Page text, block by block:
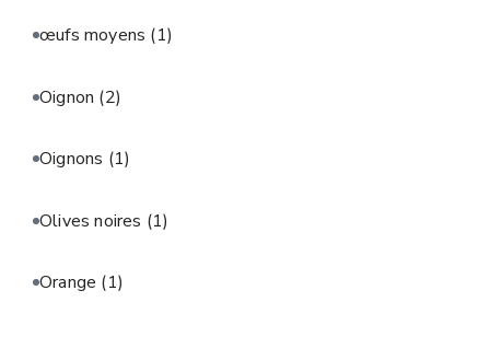
œufs moyens (1)
Oignon (2)
Oignons (1)
Olives noires (1)
Orange (1)